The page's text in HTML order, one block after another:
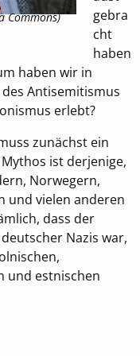
Commons)
gebra
cht
haben
haben wir in
Antisemitismus
erlebt?
zunächst ein
ist derjenige,
Norwegern,
und vielen anderen
dass der
Nazis war,
und estnischen